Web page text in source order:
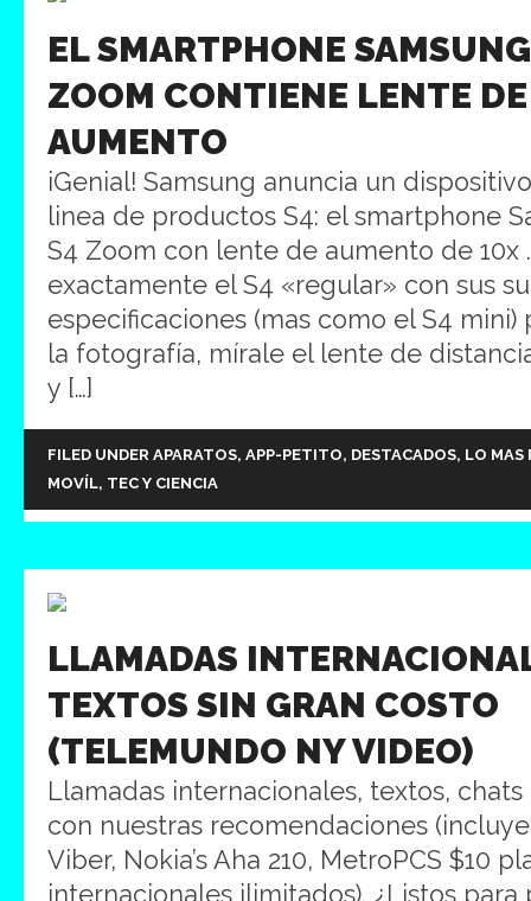
EL SMARTPHONE
ZOOM CONTIENE LENTE
AUMENTO
iGenial! Samsung anuncia un
linea de productos S4: el smartphone
S4 Zoom con lente de aumento de 10x
exactamente el S4 «regular» con sus
especificaciones (mas como el S4 mini)
la fotografía, mírale el lente de
y […]
FILED UNDER APARATOS, APP-PETITO, DESTACADOS, LO MAS
MOVÍL, TEC Y CIENCIA
LLAMADAS
TEXTOS SIN GRAN COSTO
(TELEMUNDO NY VIDEO)
Llamadas internacionales, textos,
con nuestras recomendaciones
Viber, Nokia’s Aha 210, MetroPCS $10
internacionales ilimitados). ¿Listos